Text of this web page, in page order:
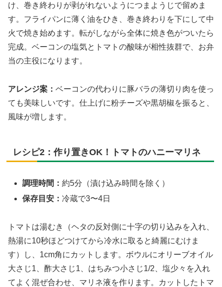
け、巻き終わりが剥がれないようにつまようじで留めま
す。フライパンに薄く油をひき、巻き終わりを下にして中
火で焼き始めます。転がしながら全体に焼き色がついたら
完成。ベーコンの塩気とトマトの酸味が相性抜群で、お弁
当の主役になります。
アレンジ案： ベーコンの代わりに豚バラの薄切り肉を使っ
ても美味しいです。仕上げに粉チーズや黒胡椒を振ると、
風味が増します。
レシピ2：作り置きOK！トマトのハニーマリネ
調理時間：約5分（漬け込み時間を除く）
保存目安：冷蔵で3〜4日
トマトは湯むき（ヘタの反対側に十字の切り込みを入れ、
熱湯に10秒ほどつけてから冷水に取ると綺麗にむけま
す）し、1cm角にカットします。ボウルにオリーブオイル
大さじ1、酢大さじ1、はちみつ小さじ1/2、塩少々を入れ
てよく混ぜ合わせ、マリネ液を作ります。カットしたトマ